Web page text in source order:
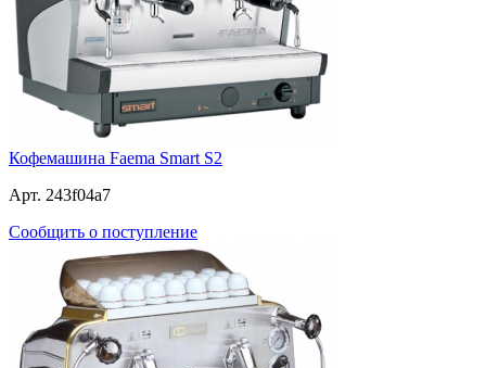
Кофемашина Faema Smart S2
Арт. 243f04a7
Сообщить о поступление